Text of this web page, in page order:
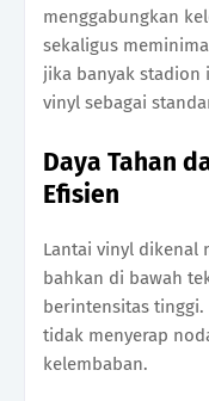
menggabungkan
sekaligus
jika banyak
vinyl sebagai
Daya Tahan
Efisien
Lantai vinyl dikenal
bahkan di bawah
berintensitas tinggi.
tidak menyerap
kelembaban.